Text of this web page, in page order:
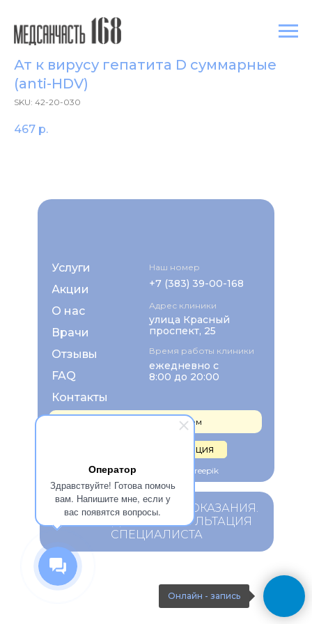
Оператор
Здравствуйте! Готова помочь
вам. Напишите мне, если у
вас появятся вопросы.
Ат к вирусу гепатита D суммарные
(anti-HDV)
SKU: 42-20-030
467 р.
Услуги
Правовая информация
Акции
Врачи
О нас
+7 (383) 39-00-168
Отзывы
FAQ
Контакты
Наш номер
ежедневно с
8:00 до 20:00
Время работы клиники
Адрес клиники
улица Красный
проспект, 25
Записаться на прием
Изображения взяты с Freepik
ИМЕЮТСЯ ПРОТИВОПОКАЗАНИЯ.
НЕОБХОДИМА КОНСУЛЬТАЦИЯ
СПЕЦИАЛИСТА
Онлайн - запись